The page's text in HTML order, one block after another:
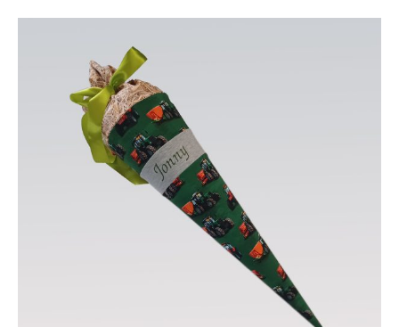
Zauberzuckertüten